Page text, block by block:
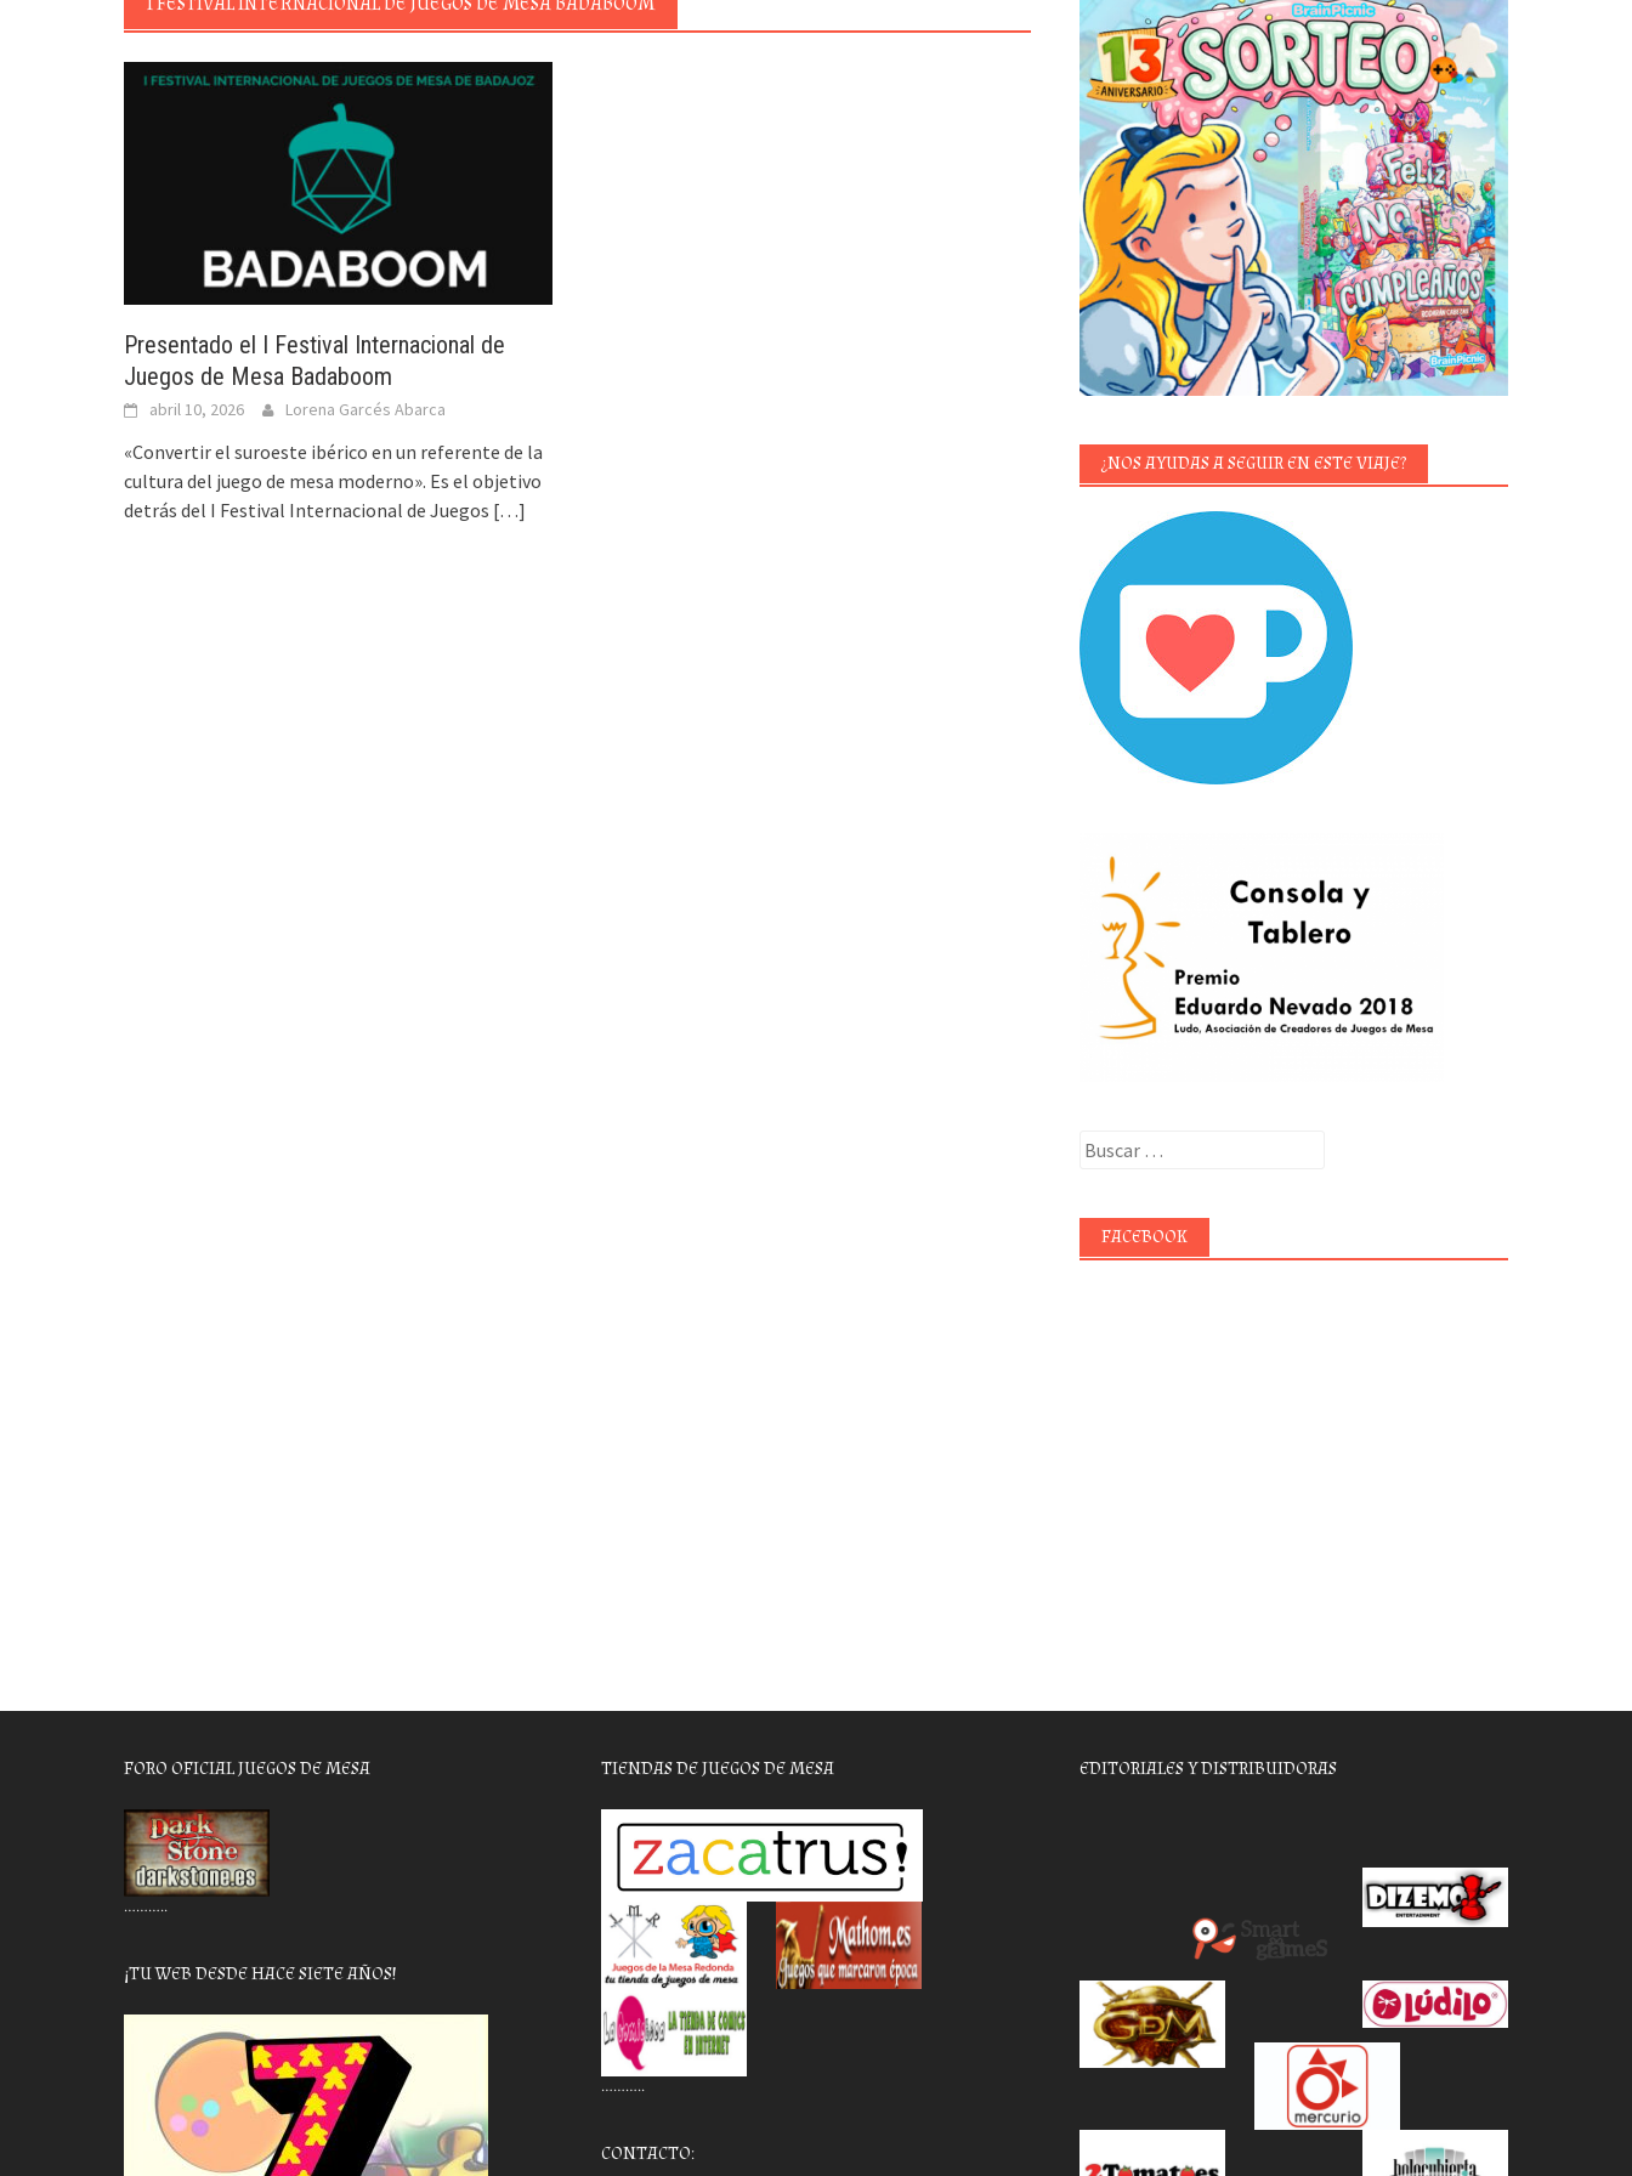
Presentado el I Festival Internacional de
Juegos de Mesa Badaboom
abril 10, 2026 Lorena Garcés Abarca
«Convertir el suroeste ibérico en un referente de la
cultura del juego de mesa moderno». Es el objetivo
detrás del I Festival Internacional de Juegos […]
¿NOS AYUDAS A SEGUIR EN ESTE VIAJE?
Buscar:
FACEBOOK
FORO OFICIAL JUEGOS DE MESA
………..
¡TU WEB DESDE HACE SIETE AÑOS!
TIENDAS DE JUEGOS DE MESA
………..
CONTACTO:
EDITORIALES Y DISTRIBUIDORAS